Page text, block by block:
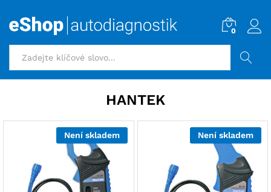
0
HANTEK
Není skladem Není skladem